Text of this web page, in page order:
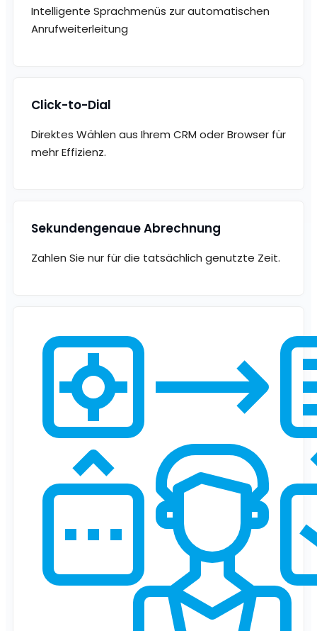
Intelligente Sprachmenüs zur automatischen
Anrufweiterleitung
Click-to-Dial
Direktes Wählen aus Ihrem CRM oder Browser für
mehr Effizienz.
Sekundengenaue Abrechnung
Zahlen Sie nur für die tatsächlich genutzte Zeit.